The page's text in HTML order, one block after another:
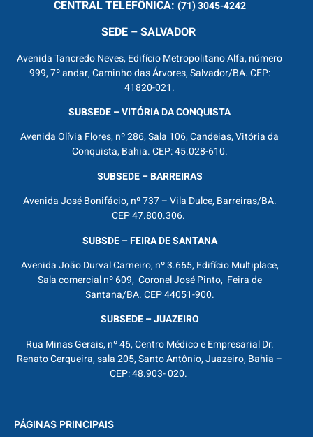
CENTRALTELEFÔNICA: (71) 3045-4242
SEDE – SALVADOR
Avenida Tancredo Neves, Edifício Metropolitano Alfa, número
999, 7º andar, Caminho das Árvores, Salvador/BA. CEP:
41820-021.
SUBSEDE – VITÓRIA DA CONQUISTA
Avenida Olívia Flores, nº 286, Sala 106, Candeias, Vitória da
Conquista, Bahia. CEP: 45.028-610.
SUBSEDE – BARREIRAS
Avenida José Bonifácio, nº 737 – Vila Dulce, Barreiras/BA.
CEP 47.800.306.
SUBSDE – FEIRA DE SANTANA
Avenida João Durval Carneiro, nº 3.665, Edifício Multiplace,
Sala comercial nº 609, Coronel José Pinto, Feira de
Santana/BA. CEP 44051-900.
SUBSEDE – JUAZEIRO
Rua Minas Gerais, nº 46, Centro Médico e Empresarial Dr.
Renato Cerqueira, sala 205, Santo Antônio, Juazeiro, Bahia –
CEP: 48.903- 020.
PÁGINAS PRINCIPAIS